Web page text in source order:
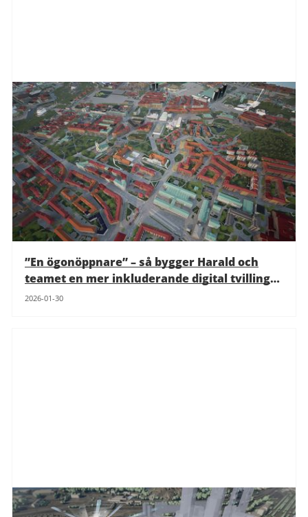
”En ögonöppnare” – så bygger Harald och
teamet en mer inkluderande digital tvilling
av Göteborg
2026-01-30